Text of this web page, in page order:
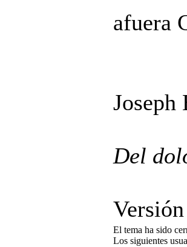
afuera
Joseph
Del
El tema ha sido
Los siguientes